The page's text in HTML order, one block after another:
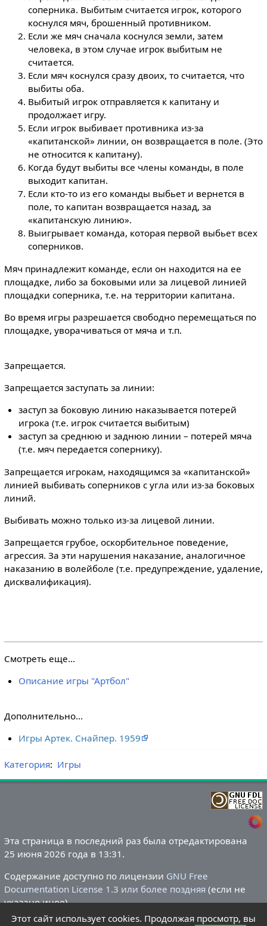
соперника. Выбитым считается игрок, которого
коснулся мяч, брошенный противником.
Если же мяч сначала коснулся земли, затем
человека, в этом случае игрок выбитым не
считается.
Если мяч коснулся сразу двоих, то считается, что
выбиты оба.
Выбитый игрок отправляется к капитану и
продолжает игру.
Если игрок выбивает противника из-за
«капитанской» линии, он возвращается в поле. (Это
не относится к капитану).
Когда будут выбиты все члены команды, в поле
выходит капитан.
Если кто-то из его команды выбьет и вернется в
поле, то капитан возвращается назад, за
«капитанскую линию».
Выигрывает команда, которая первой выбьет всех
соперников.
Мяч принадлежит команде, если он находится на ее
площадке, либо за боковыми или за лицевой линией
площадки соперника, т.е. на территории капитана.
Во время игры разрешается свободно перемещаться по
площадке, уворачиваться от мяча и т.п.
Запрещается.
Запрещается заступать за линии:
заступ за боковую линию наказывается потерей
игрока (т.е. игрок считается выбитым)
заступ за среднюю и заднюю линии – потерей мяча
(т.е. мяч передается сопернику).
Запрещается игрокам, находящимся за «капитанской»
линией выбивать соперников с угла или из-за боковых
линий.
Выбивать можно только из-за лицевой линии.
Запрещается грубое, оскорбительное поведение,
агрессия. За эти нарушения наказание, аналогичное
наказанию в волейболе (т.е. предупреждение, удаление,
дисквалификация).
Смотреть еще...
Описание игры "Артбол"
Дополнительно...
Игры Артек. Снайпер. 1959
Категория: Игры
Эта страница в последний раз была отредактирована
25 июня 2026 года в 13:31.
Содержание доступно по лицензии GNU Free
Documentation License 1.3 или более поздняя(если не
указано иное).
Этот сайт использует cookies. Продолжая просмотр, вы